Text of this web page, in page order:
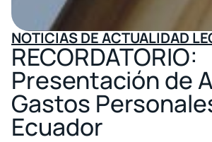
NOTICIAS DE ACTUALIDAD
RECORDATORIO:
Presentación de
Gastos
Ecuador